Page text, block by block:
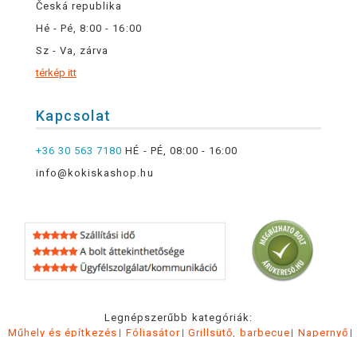
Česká republika
Hé - Pé, 8:00 - 16:00
Sz - Va, zárva
térkép itt
Kapcsolat
+36 30 563 7180 HÉ - PÉ, 08:00 - 16:00
info@kokiskashop.hu
Legnépszerűbb kategóriák:
Műhely és építkezés
Fóliasátor Grillsütő, barbecue Napernyő